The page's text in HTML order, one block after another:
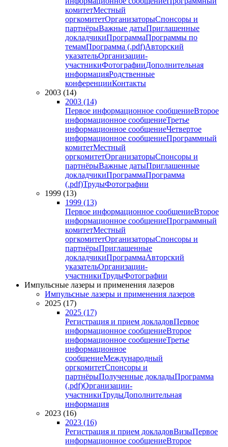
комитетМестный
оргкомитетОрганизаторыСпонсоры и
партнёрыВажные датыПриглашенные
докладчикиПрограммаПрограммы по
темамПрограмма (.pdf)Авторский
указательОрганизации-
участникиФотографииДополнительная
информацияРодственные
конференцииКонтакты
2003 (14)
2003 (14)
Первое информационное сообщениеВторое
информационное сообщениеТретье
информационное сообщениеЧетвертое
информационное сообщениеПрограммный
комитетМестный
оргкомитетОрганизаторыСпонсоры и
партнёрыВажные датыПриглашенные
докладчикиПрограммаПрограмма
(.pdf)ТрудыФотографии
1999 (13)
1999 (13)
Первое информационное сообщениеВторое
информационное сообщениеПрограммный
комитетМестный
оргкомитетОрганизаторыСпонсоры и
партнёрыПриглашенные
докладчикиПрограммаАвторский
указательОрганизации-
участникиТрудыФотографии
Импульсные лазеры и применения лазеров
Импульсные лазеры и применения лазеров
2025 (17)
2025 (17)
Регистрация и прием докладовПервое
информационное сообщениеВторое
информационное сообщениеТретье
информационное
сообщениеМеждународный
оргкомитетСпонсоры и
партнёрыПолученные докладыПрограмма
(.pdf)Организации-
участникиТрудыДополнительная
информация
2023 (16)
2023 (16)
Регистрация и прием докладовВизыПервое
информационное сообщениеВторое